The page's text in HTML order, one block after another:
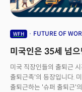
WFH FUTURE OF
미국인은 35세 넘
미국 직장인들의 출퇴근
출퇴근족'의 등장입니다.
출퇴근하는 '슈퍼 출퇴근'